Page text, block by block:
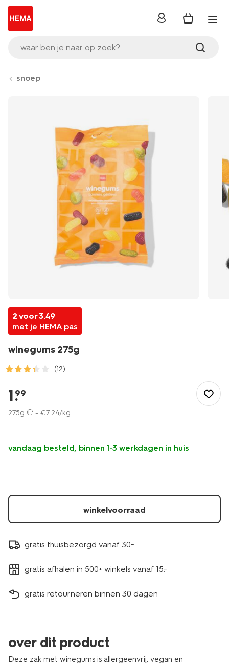
waar ben je naar op zoek?
inloggen
snoep
2 voor 3.49
met je HEMA pas
winegums 275g
(12)
drinken/snoep/winegums-
275g-
10220087.html
1.
99
275g ℮ - €7.24/kg
vandaag besteld, binnen 1-3 werkdagen in huis
winkelvoorraad
gratis thuisbezorgd vanaf 30.-
gratis afhalen in 500+ winkels vanaf 15.-
gratis retourneren binnen 30 dagen
over dit product
Deze zak met winegums is allergeenvrij, vegan en